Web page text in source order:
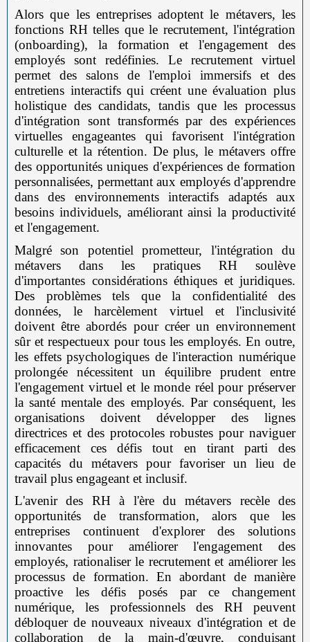
Alors que les entreprises adoptent le métavers, les
fonctions RH telles que le recrutement, l'intégration
(onboarding), la formation et l'engagement des
employés sont redéfinies. Le recrutement virtuel
permet des salons de l'emploi immersifs et des
entretiens interactifs qui créent une évaluation plus
holistique des candidats, tandis que les processus
d'intégration sont transformés par des expériences
virtuelles engageantes qui favorisent l'intégration
culturelle et la rétention. De plus, le métavers offre
des opportunités uniques d'expériences de formation
personnalisées, permettant aux employés d'apprendre
dans des environnements interactifs adaptés aux
besoins individuels, améliorant ainsi la productivité
et l'engagement.
Malgré son potentiel prometteur, l'intégration du
métavers dans les pratiques RH soulève
d'importantes considérations éthiques et juridiques.
Des problèmes tels que la confidentialité des
données, le harcèlement virtuel et l'inclusivité
doivent être abordés pour créer un environnement
sûr et respectueux pour tous les employés. En outre,
les effets psychologiques de l'interaction numérique
prolongée nécessitent un équilibre prudent entre
l'engagement virtuel et le monde réel pour préserver
la santé mentale des employés. Par conséquent, les
organisations doivent développer des lignes
directrices et des protocoles robustes pour naviguer
efficacement ces défis tout en tirant parti des
capacités du métavers pour favoriser un lieu de
travail plus engageant et inclusif.
L'avenir des RH à l'ère du métavers recèle des
opportunités de transformation, alors que les
entreprises continuent d'explorer des solutions
innovantes pour améliorer l'engagement des
employés, rationaliser le recrutement et améliorer les
processus de formation. En abordant de manière
proactive les défis posés par ce changement
numérique, les professionnels des RH peuvent
débloquer de nouveaux niveaux d'intégration et de
collaboration de la main-d'œuvre, conduisant